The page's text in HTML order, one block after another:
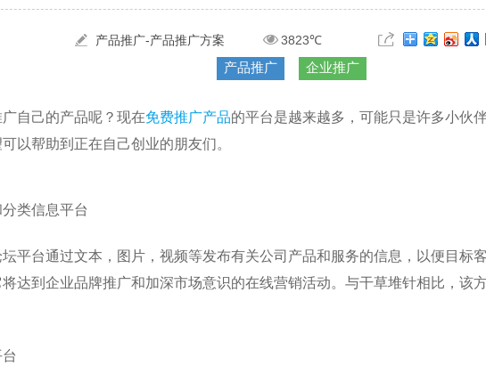
产品推广-产品推广方案 3823℃
产品推广 企业推广
自己的产品呢？现在免费推广产品的平台是越来越多，可能只是许多小伙
以帮助到正在自己创业的朋友们。
类信息平台
平台通过文本，图片，视频等发布有关公司产品和服务的信息，以便目标
达到企业品牌推广和加深市场意识的在线营销活动。与干草堆针相比，该